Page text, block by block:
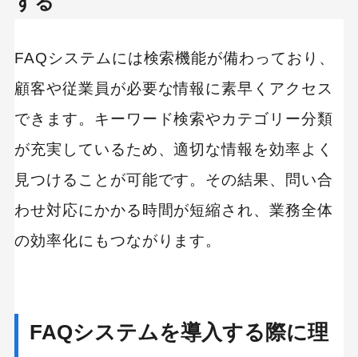
FAQシステムには検索機能が備わっており、
顧客や従業員が必要な情報に素早くアクセス
できます。キーワード検索やカテゴリー分類
が充実しているため、適切な情報を効率よく
見つけることが可能です。その結果、問い合
わせ対応にかかる時間が短縮され、業務全体
の効率化にもつながります。
FAQシステムを導入する際に理